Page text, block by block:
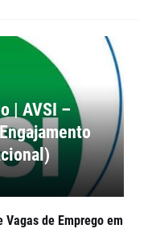
| AVSI –
Vagas de Emprego em